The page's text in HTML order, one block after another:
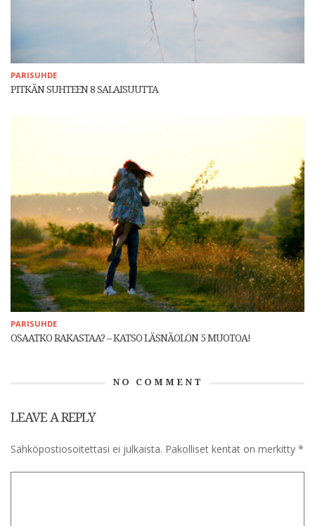
PARISUHDE
PITKÄN SUHTEEN 8 SALAISUUTTA
PARISUHDE
OSAATKO RAKASTAA? – KATSO LÄSNÄOLON 5 MUOTOA!
NO COMMENT
LEAVE A REPLY
Sähköpostiosoitettasi ei julkaista. Pakolliset kentät on merkitty *